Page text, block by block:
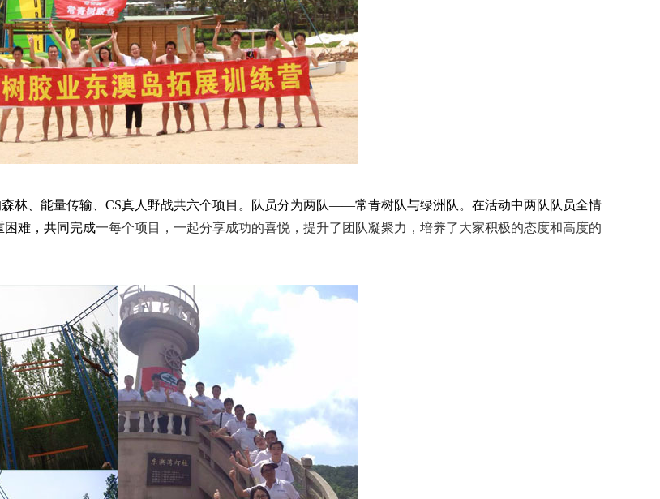
、能量传输、CS真人野战共六个项目。队员分为两队——常青树队与绿洲队。在活动中两队队员全情
困难，共同完成一每个项目，一起分享成功的喜悦，提升了团队凝聚力，培养了大家积极的态度和高度的